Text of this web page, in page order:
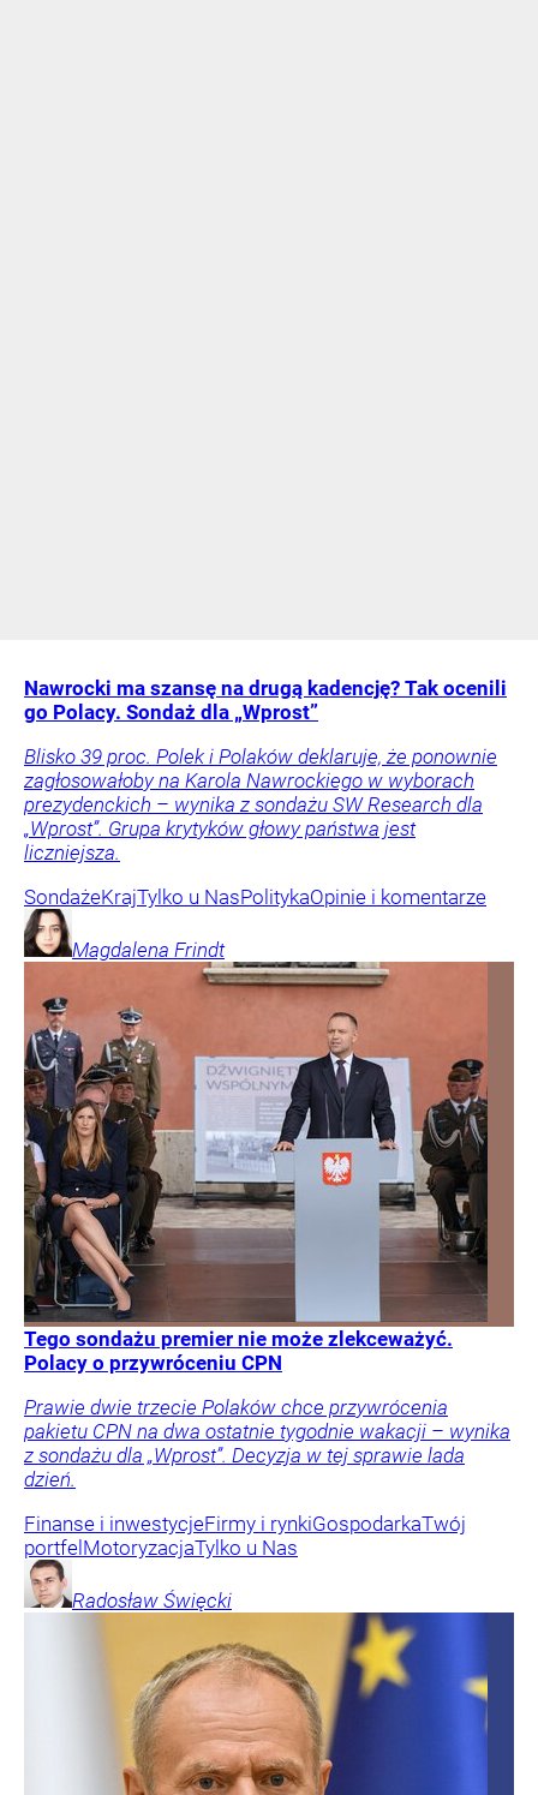
Nawrocki ma szansę na drugą kadencję? Tak ocenili
go Polacy. Sondaż dla „Wprost”
Blisko 39 proc. Polek i Polaków deklaruje, że ponownie
zagłosowałoby na Karola Nawrockiego w wyborach
prezydenckich – wynika z sondażu SW Research dla
„Wprost”. Grupa krytyków głowy państwa jest
liczniejsza.
SondażeKrajTylko u NasPolitykaOpinie i komentarze
Magdalena Frindt
Tego sondażu premier nie może zlekceważyć.
Polacy o przywróceniu CPN
Prawie dwie trzecie Polaków chce przywrócenia
pakietu CPN na dwa ostatnie tygodnie wakacji – wynika
z sondażu dla „Wprost”. Decyzja w tej sprawie lada
dzień.
Finanse i inwestycjeFirmy i rynkiGospodarkaTwój
portfel MotoryzacjaTylko u Nas
Radosław Święcki